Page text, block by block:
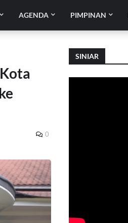
AGENDA PIMPINAN
0
SINIAR